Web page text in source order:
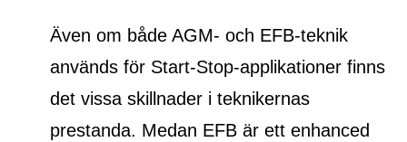
Även om både AGM- och EFB-teknik
används för Start-Stop-applikationer finns
det vissa skillnader i teknikernas
prestanda. Medan EFB är ett enhanced